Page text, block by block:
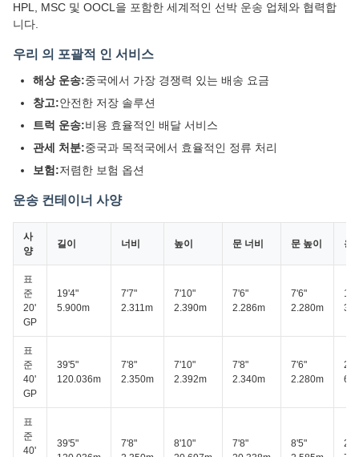
HPL, MSC 및 OOCL을 포함한 세계적인 선박 운송 업체와 협력합
니다.
우리 의 포괄적 인 서비스
해상 운송:중국에서 가장 경쟁력 있는 배송 요금
창고:안전한 저장 솔루션
트럭 운송:비용 효율적인 배달 서비스
관세 처분:중국과 목적국에서 효율적인 정류 처리
보험:저렴한 보험 옵션
운송 컨테이너 사양
사
양
길이 너비 높이 문 너비 문 높이 용
표
준
20'
GP
19'4"
5.900m
7'7"
2.311m
7'10"
2.390m
7'6"
2.286m
7'6"
2.280m
표
준
40'
GP
39'5"
120.036m
7'8"
2.350m
7'10"
2.392m
7'8"
2.340m
7'6"
2.280m
표
준
40'
39'5"
7'8"
8'10"
7'8"
8'5"